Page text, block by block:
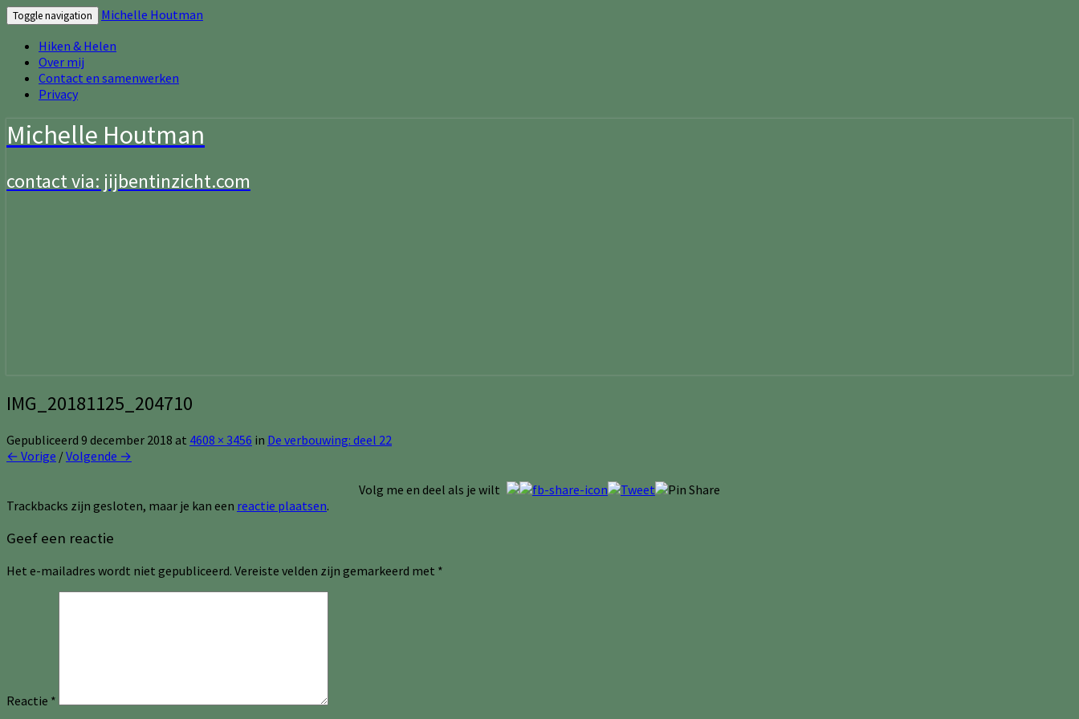
Toggle navigation
Michelle Houtman
Hiken & Helen
Over mij
Contact en samenwerken
Privacy
Michelle Houtman
contact via: jijbentinzicht.com
IMG_20181125_204710
Gepubliceerd 9 december 2018 at 4608 × 3456 in De verbouwing: deel 22
← Vorige /Volgende →
Volg me en deel als je wilt
Trackbacks zijn gesloten, maar je kan een reactie plaatsen.
Geef een reactie
Het e-mailadres wordt niet gepubliceerd. Vereiste velden zijn gemarkeerd met *
Reactie *